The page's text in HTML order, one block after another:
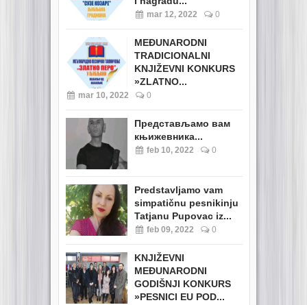
mar 12, 2022 0
MEĐUNARODNI
TRADICIONALNI
KNJIŽEVNI KONKURS
»ZLATNO...
mar 10, 2022 0
Представљамо вам
књижевника...
feb 10, 2022 0
Predstavljamo vam
simpatičnu pesnikinju
Tatjanu Pupovac iz...
feb 09, 2022 0
KNJIŽEVNI
MEĐUNARODNI
GODIŠNJI KONKURS
»PESNICI EU POD...